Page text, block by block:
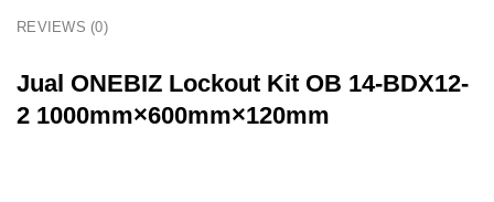
REVIEWS (0)
Jual ONEBIZ Lockout Kit OB 14-BDX12-
2 1000mm×600mm×120mm